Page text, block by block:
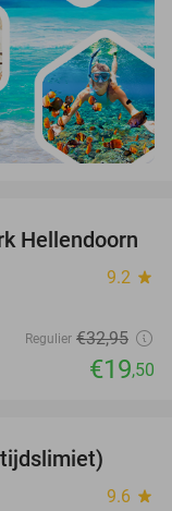
41%
Hellendoorn
9.2 star
Regulier €32,95
€19,50
9.6 star